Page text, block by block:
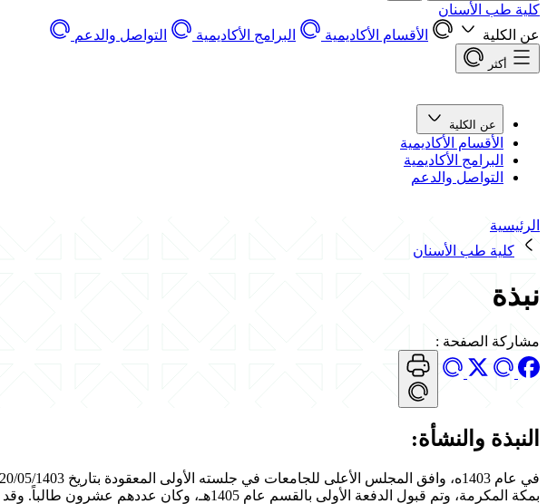
كلية طب الأسنان
عن الكلية
الأقسام الأكاديمية البرامج الأكاديمية التواصل والدعم
أكثر
عن الكلية
الأقسام الأكاديمية
البرامج الأكاديمية
التواصل والدعم
الرئيسية
كلية طب الأسنان
نبذة
مشاركة الصفحة :
النبذة والنشأة:
بمكة المكرمة، وتم قبول الدفعة الأولى بالقسم عام 1405هـ، وكان عددهم عشرون طالباً. وقد كان هذا القسم النواة الأولى لجميع الكليات الطبية بجامعة أم القرى فيما بعد.